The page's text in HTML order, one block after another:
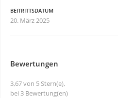
BEITRITTSDATUM
20. März 2025
Bewertungen
3,67 von 5 Stern(e),
bei 3 Bewertung(en)